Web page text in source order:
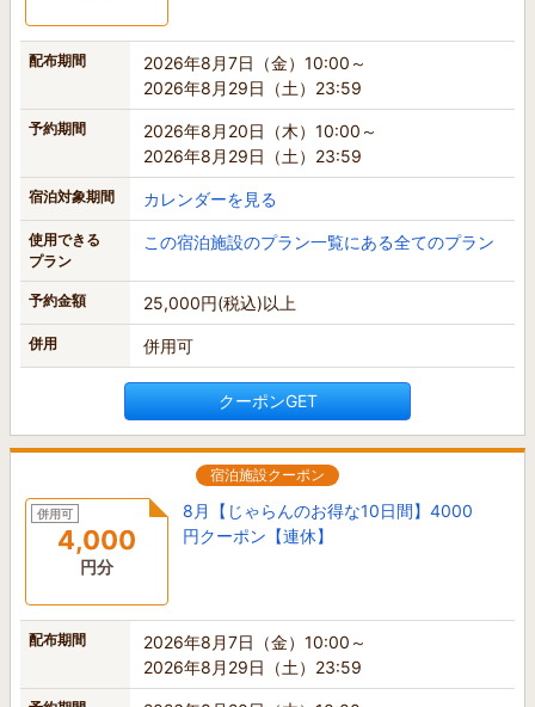
配布期間
2026年8月7日（金）10:00～
2026年8月29日（土）23:59
予約期間
2026年8月20日（木）10:00～
2026年8月29日（土）23:59
宿泊対象期間 カレンダーを見る
使用できる
プラン
この宿泊施設のプラン一覧にある全てのプラン
予約金額 25,000円(税込)以上
併用 併用可
クーポンGET
宿泊施設クーポン
併用可
4,000
円分
8月【じゃらんのお得な10日間】4000
円クーポン【連休】
配布期間
2026年8月7日（金）10:00～
2026年8月29日（土）23:59